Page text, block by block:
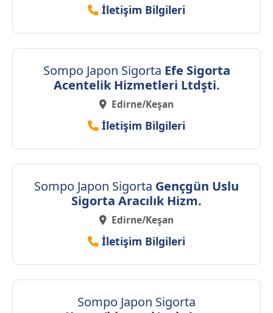
İletişim Bilgileri
Sompo Japon Sigorta Efe Sigorta
Acentelik Hizmetleri Ltdşti.
Edirne/Keşan
İletişim Bilgileri
Sompo Japon Sigorta Gençgün Uslu
Sigorta Aracılık Hizm.
Edirne/Keşan
İletişim Bilgileri
Sompo Japon Sigorta